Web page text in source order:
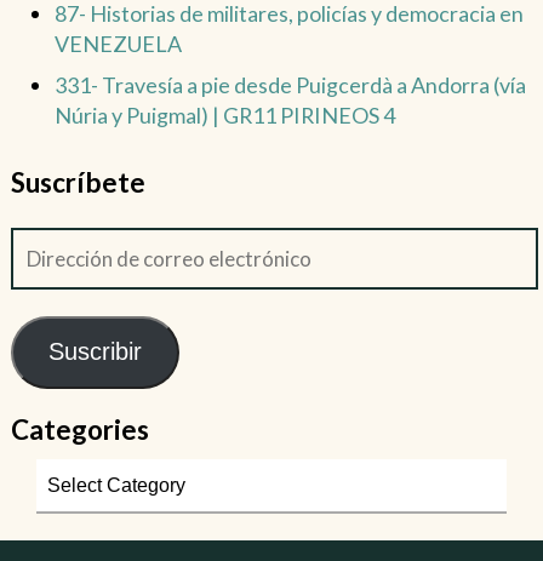
87- Historias de militares, policías y democracia en
VENEZUELA
331- Travesía a pie desde Puigcerdà a Andorra (vía
Núria y Puigmal) | GR11 PIRINEOS 4
Suscríbete
Suscribir
Categories